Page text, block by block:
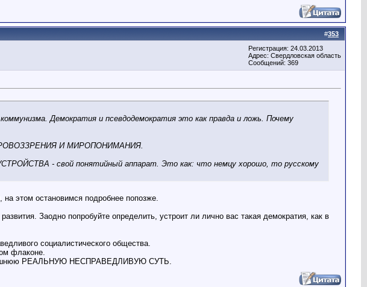
#353
Регистрация: 24.03.2013
Адрес: Свердловская область
Сообщений: 369
Демократия и псевдодемократия это как правда и ложь. Почему
МИРОВОЗЗРЕНИЯ И МИРОПОНИМАНИЯ.
- свой понятийный аппарат. Это как: что немцу хорошо, то русскому
этом остановимся подробнее попозже.
Заодно попробуйте определить, устроит ли лично вас такая демократия, как в
социалистического общества.
флаконе.
РЕАЛЬНУЮ НЕСПРАВЕДЛИВУЮ СУТЬ.